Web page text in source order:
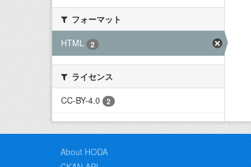
フォーマット
HTML
2
ライセンス
CC-BY-4.0
2
About HODA